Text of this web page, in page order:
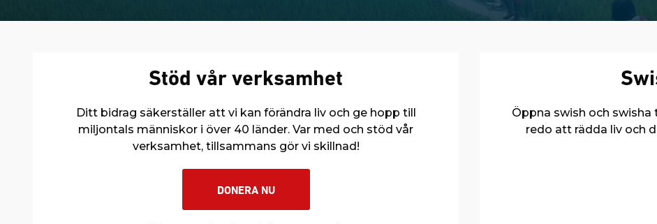
Stöd vår verksamhet
Ditt bidrag säkerställer att vi kan förändra liv och ge hopp till
miljontals människor i över 40 länder. Var med och stöd vår
verksamhet, tillsammans gör vi skillnad!
DONERA NU
Öppna swish och swisha
redo att rädda liv och